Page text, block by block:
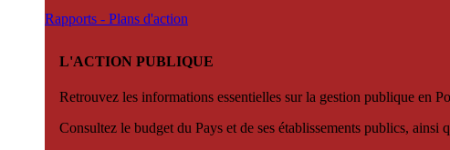
Rapports - Plans d'action
L'ACTION PUBLIQUE
Retrouvez les informations essentielles sur la gestion publique en
Consultez le budget du Pays et de ses établissements publics, ainsi